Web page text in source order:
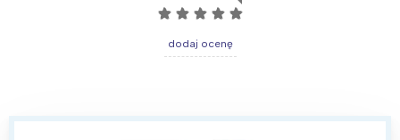
☆ ☆ ☆ ☆ ☆
dodaj ocenę